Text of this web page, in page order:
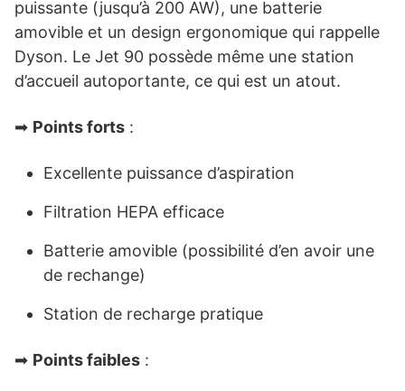
puissante (jusqu’à 200 AW), une batterie
amovible et un design ergonomique qui rappelle
Dyson. Le Jet 90 possède même une station
d’accueil autoportante, ce qui est un atout.
➡ Points forts :
Excellente puissance d’aspiration
Filtration HEPA efficace
Batterie amovible (possibilité d’en avoir une
de rechange)
Station de recharge pratique
➡ Points faibles :